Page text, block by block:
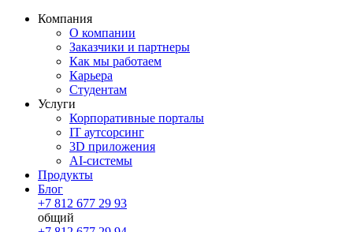
Компания
О компании
Заказчики и партнеры
Как мы работаем
Карьера
Студентам
Услуги
Корпоративные порталы
IT аутсорсинг
3D приложения
AI-системы
Продукты
Блог
+7 812 677 29 93
общий